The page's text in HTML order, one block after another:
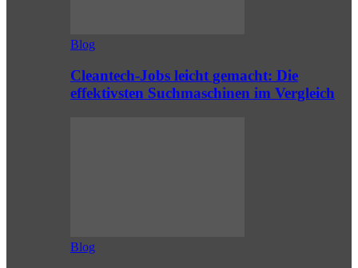
Blog
Cleantech-Jobs leicht gemacht: Die
effektivsten Suchmaschinen im Vergleich
Blog